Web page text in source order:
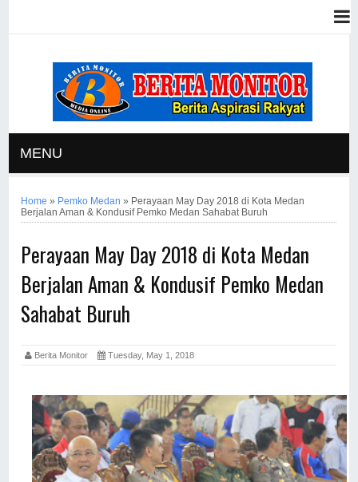
MENU
Home » Pemko Medan » Perayaan May Day 2018 di Kota Medan
Berjalan Aman & Kondusif Pemko Medan Sahabat Buruh
Perayaan May Day 2018 di Kota Medan
Berjalan Aman & Kondusif Pemko Medan
Sahabat Buruh
Berita Monitor Tuesday, May 1, 2018